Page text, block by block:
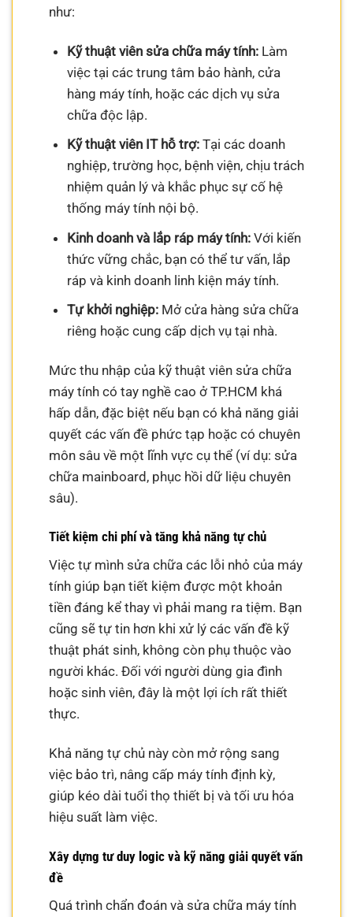
như:
Kỹ thuật viên sửa chữa máy tính:Làm
việc tại các trung tâm bảo hành, cửa
hàng máy tính, hoặc các dịch vụ sửa
chữa độc lập.
Kỹ thuật viên IT hỗ trợ:Tại các doanh
nghiệp, trường học, bệnh viện, chịu trách
nhiệm quản lý và khắc phục sự cố hệ
thống máy tính nội bộ.
Kinh doanh và lắp ráp máy tính:Với kiến
thức vững chắc, bạn có thể tư vấn, lắp
ráp và kinh doanh linh kiện máy tính.
Tự khởi nghiệp:Mở cửa hàng sửa chữa
riêng hoặc cung cấp dịch vụ tại nhà.
Mức thu nhập của kỹ thuật viên sửa chữa
máy tính có tay nghề cao ở TP.HCM khá
hấp dẫn, đặc biệt nếu bạn có khả năng giải
quyết các vấn đề phức tạp hoặc có chuyên
môn sâu về một lĩnh vực cụ thể (ví dụ: sửa
chữa mainboard, phục hồi dữ liệu chuyên
sâu).
Tiết kiệm chi phí và tăng khả năng tự chủ
Việc tự mình sửa chữa các lỗi nhỏ của máy
tính giúp bạn tiết kiệm được một khoản
tiền đáng kể thay vì phải mang ra tiệm. Bạn
cũng sẽ tự tin hơn khi xử lý các vấn đề kỹ
thuật phát sinh, không còn phụ thuộc vào
người khác. Đối với người dùng gia đình
hoặc sinh viên, đây là một lợi ích rất thiết
thực.
Khả năng tự chủ này còn mở rộng sang
việc bảo trì, nâng cấp máy tính định kỳ,
giúp kéo dài tuổi thọ thiết bị và tối ưu hóa
hiệu suất làm việc.
Xây dựng tư duy logic và kỹ năng giải quyết vấn
đề
Quá trình chẩn đoán và sửa chữa máy tính